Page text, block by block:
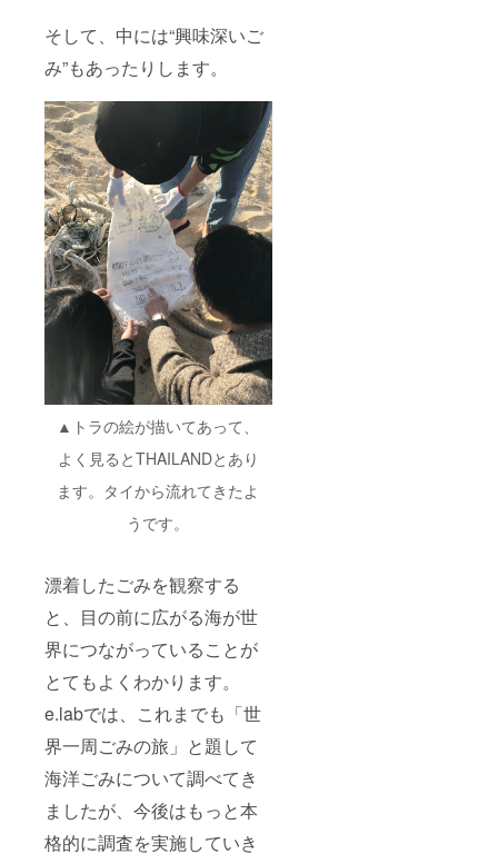
そして、中には“興味深いご
み”もあったりします。
▲トラの絵が描いてあって、
よく見るとTHAILANDとあり
ます。タイから流れてきたよ
うです。
漂着したごみを観察する
と、目の前に広がる海が世
界につながっていることが
とてもよくわかります。
e.labでは、これまでも「世
界一周ごみの旅」と題して
海洋ごみについて調べてき
ましたが、今後はもっと本
格的に調査を実施していき